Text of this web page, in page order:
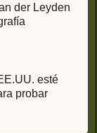
der Leyden
esté
probar